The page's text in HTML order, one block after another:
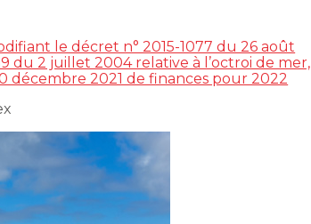
le décret n° 2015-1077 du 26 août
du 2 juillet 2004 relative à l’octroi de mer,
décembre 2021 de finances pour 2022